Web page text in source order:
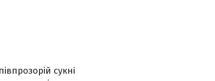
сукні